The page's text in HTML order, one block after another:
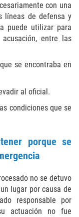
menor
adulto
en casos de
con una
líneas de defensa y
puede utilizar para
entre las
se encontraba en
al oficial.
condiciones que se
porque se
no se detuvo
lugar por causa de
responsable por
actuación no fue